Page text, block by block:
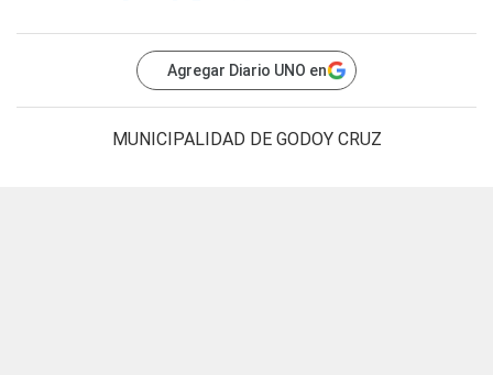
Agregar Diario UNO en
MUNICIPALIDAD DE GODOY CRUZ